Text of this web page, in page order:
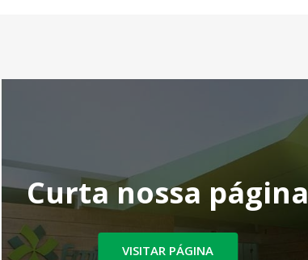
Curta nossa página
VISITAR PÁGINA